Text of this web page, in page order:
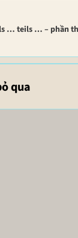
… teils … – phần
qua